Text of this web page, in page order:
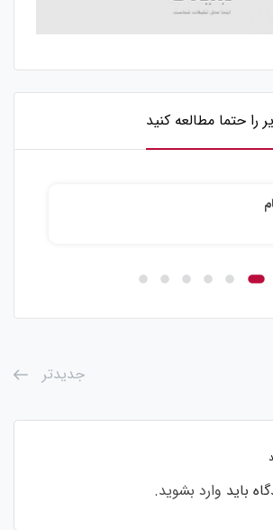
را حتما مطالعه کنید
جدیدتر
باید وارد بشوید.